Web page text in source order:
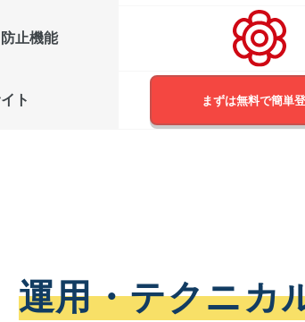
止機能
ト まずは無料で簡単
運用・テクニカ